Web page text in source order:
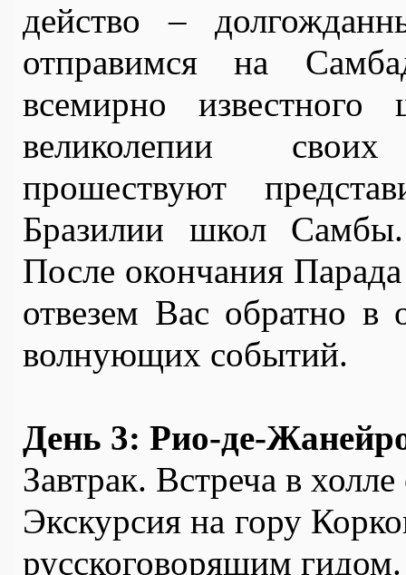
действо –
отправимся на
всемирно
великолепии
прошествуют
Бразилии школ
После окончания
отвезем Вас обратно в
волнующих событий.
День 3: Рио-де-
Завтрак. Встреча в
Экскурсия на гору
русскоговорящим гидом.